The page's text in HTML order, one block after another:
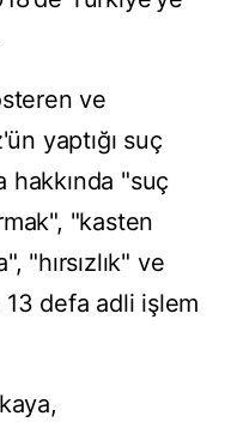
ve
yaptığı suç
"suç
"kasten
"hırsızlık" ve
defa adli işlem